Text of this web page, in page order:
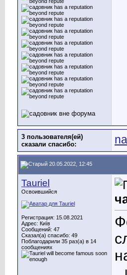
3 пользователя(ей)
сказали cпасибо:
20.05.2022, 12:45
Tauriel
Освоившийся
Регистрация: 15.08.2021
Адрес: Київ
Сообщений: 47
Сказал(а) спасибо: 49
Поблагодарили 35 раз(а) в 14
сообщениях